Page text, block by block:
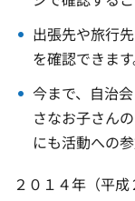
出張先や旅行
を確認できます
今まで、自治
さなお子さん
にも活動への
２０１４年（平